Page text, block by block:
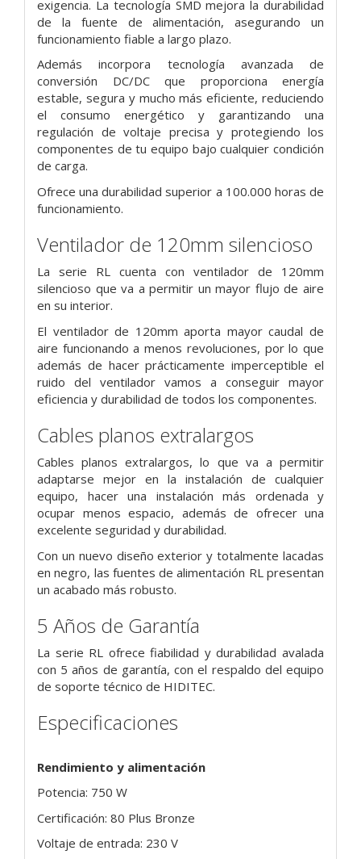
exigencia. La tecnología SMD mejora la durabilidad
de la fuente de alimentación, asegurando un
funcionamiento fiable a largo plazo.
Además incorpora tecnología avanzada de
conversión DC/DC que proporciona energía
estable, segura y mucho más eficiente, reduciendo
el consumo energético y garantizando una
regulación de voltaje precisa y protegiendo los
componentes de tu equipo bajo cualquier condición
de carga.
Ofrece una durabilidad superior a 100.000 horas de
funcionamiento.
Ventilador de 120mm silencioso
La serie RL cuenta con ventilador de 120mm
silencioso que va a permitir un mayor flujo de aire
en su interior.
El ventilador de 120mm aporta mayor caudal de
aire funcionando a menos revoluciones, por lo que
además de hacer prácticamente imperceptible el
ruido del ventilador vamos a conseguir mayor
eficiencia y durabilidad de todos los componentes.
Cables planos extralargos
Cables planos extralargos, lo que va a permitir
adaptarse mejor en la instalación de cualquier
equipo, hacer una instalación más ordenada y
ocupar menos espacio, además de ofrecer una
excelente seguridad y durabilidad.
Con un nuevo diseño exterior y totalmente lacadas
en negro, las fuentes de alimentación RL presentan
un acabado más robusto.
5 Años de Garantía
La serie RL ofrece fiabilidad y durabilidad avalada
con 5 años de garantía, con el respaldo del equipo
de soporte técnico de HIDITEC.
Especificaciones
Rendimiento y alimentación
Potencia: 750 W
Certificación: 80 Plus Bronze
Voltaje de entrada: 230 V